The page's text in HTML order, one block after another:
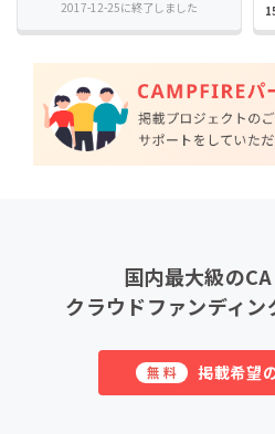
2017-12-25に終了しました
国内最大級の
クラウドファンディン
無料 掲載希望